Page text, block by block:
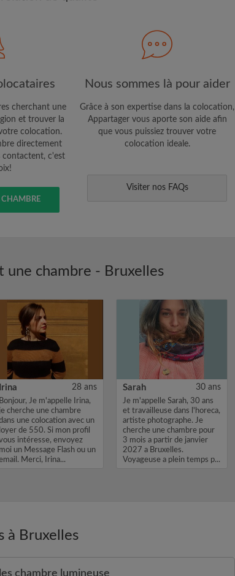
CRÉER PROFIL
jour du compte par e-mail
cherchant une
et trouver la
colocation.
directement
contactent, c'est
CHAMBRE
Nous sommes là pour aider
Grâce à son expertise dans la colocation,
Appartager vous aporte son aide afin
que vous puissiez trouver votre
colocation ideale.
Visiter nos FAQs
une chambre - Bruxelles
Irina 28 ans
Bonjour, Je m'appelle Irina,
je cherche une chambre
une colocation avec un
loyer de 550. Si mon profil
intéresse, envoyez
moi un Message Flash ou un
Merci, Irina...
Sarah 30 ans
Je m'appelle Sarah, 30 ans
et travailleuse dans l'horeca,
artiste photographe. Je
cherche une chambre pour
3 mois a partir de janvier
2027 a Bruxelles.
Voyageuse a plein temps p...
à Bruxelles
chambre lumineuse